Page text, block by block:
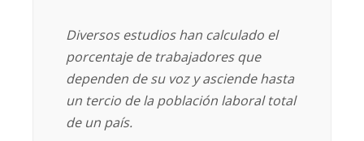
Diversos estudios han calculado el
porcentaje de trabajadores que
dependen de su voz y asciende hasta
un tercio de la población laboral total
de un país.